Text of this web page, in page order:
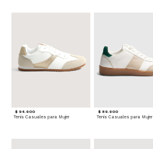
$ 94.900
Tenis Casuales para Mujer
$ 89.900
Tenis Casuales para Mujer